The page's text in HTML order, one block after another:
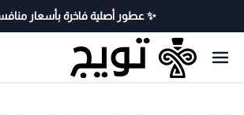
✨ عطور أصلية فاخرة بأسعار منافسة ✨